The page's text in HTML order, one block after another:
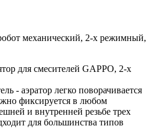
механический, 2-х режимный,
для смесителей GAPPO, 2-х
- аэратор легко поворачивается
фиксируется в любом
и внутренней резьбе трех
для большинства типов